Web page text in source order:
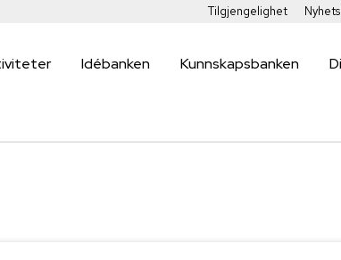
Tilgjengelighet
Idébanken Kunnskapsbanken